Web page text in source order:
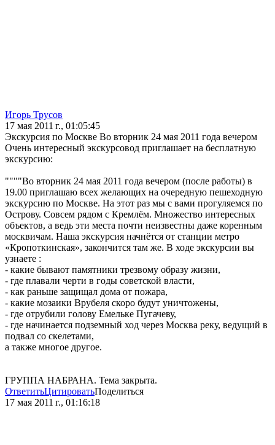
Игорь Трусов
17 мая 2011 г., 01:05:45
Экскурсия по Москве Во вторник 24 мая 2011 года вечером
Очень интересный экскурсовод приглашает на бесплатную
экскурсию:
""""Во вторник 24 мая 2011 года вечером (после работы) в
19.00 приглашаю всех желающих на очередную пешеходную
экскурсию по Москве. На этот раз мы с вами прогуляемся по
Острову. Совсем рядом с Кремлём. Множество интересных
объектов, а ведь эти места почти неизвестны даже коренным
москвичам. Наша экскурсия начнётся от станции метро
«Кропоткинская», закончится там же. В ходе экскурсии вы
узнаете :
- какие бывают памятники трезвому образу жизни,
- где плавали черти в годы советской власти,
- как раньше защищал дома от пожара,
- какие мозаики Врубеля скоро будут уничтожены,
- где отрубили голову Емельке Пугачеву,
- где начинается подземный ход через Москва реку, ведущий в
подвал со скелетами,
а также многое другое.
ГРУППА НАБРАНА. Тема закрыта.
ОтветитьЦитироватьПоделиться
17 мая 2011 г., 01:16:18